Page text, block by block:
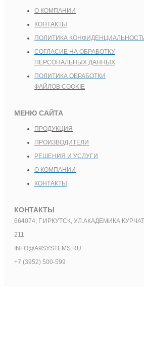
О КОМПАНИИ
КОНТАКТЫ
ПОЛИТИКА
СОГЛАСИЕ НА ОБРАБОТКУ
ПЕРСОНАЛЬНЫХ ДАННЫХ
ПОЛИТИКА ОБРАБОТКИ
ФАЙЛОВ COOKIE
МЕНЮ САЙТА
ПРОДУКЦИЯ
ПРОИЗВОДИТЕЛИ
РЕШЕНИЯ И УСЛУГИ
О КОМПАНИИ
КОНТАКТЫ
КОНТАКТЫ
664074, Г.ИРКУТСК, УЛ.АКАДЕМИКА
211
INFO@A9SYSTEMS.RU
+7 (3952) 500-599